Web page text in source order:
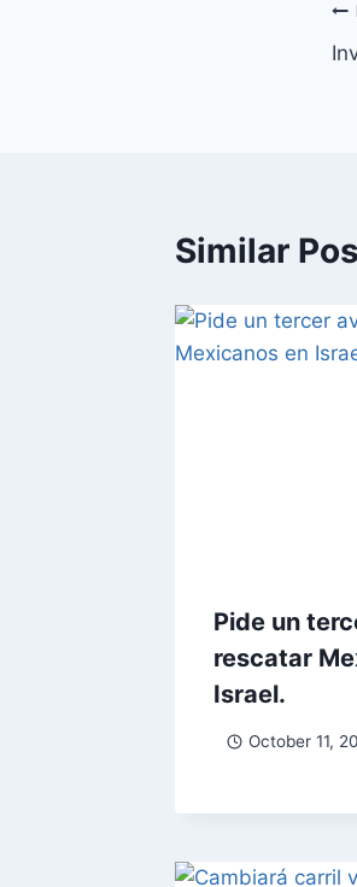
Similar
Pide un
rescatar
Israel.
October 11,